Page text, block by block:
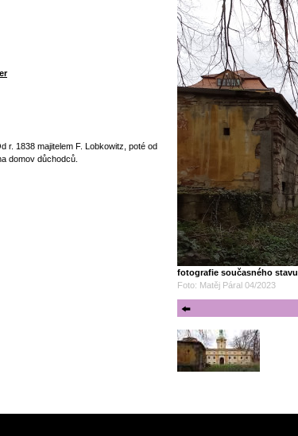
r. 1838 majitelem F. Lobkowitz, poté od
domov důchodců.
fotografie současného stavu
Foto: Matěj Páral 04/2023